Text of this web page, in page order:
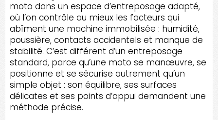
moto dans un espace d’entreposage adapté,
où l’on contrôle au mieux les facteurs qui
abîment une machine immobilisée : humidité,
poussière, contacts accidentels et manque de
stabilité. C’est différent d’un entreposage
standard, parce qu’une moto se manœuvre, se
positionne et se sécurise autrement qu’un
simple objet : son équilibre, ses surfaces
délicates et ses points d’appui demandent une
méthode précise.